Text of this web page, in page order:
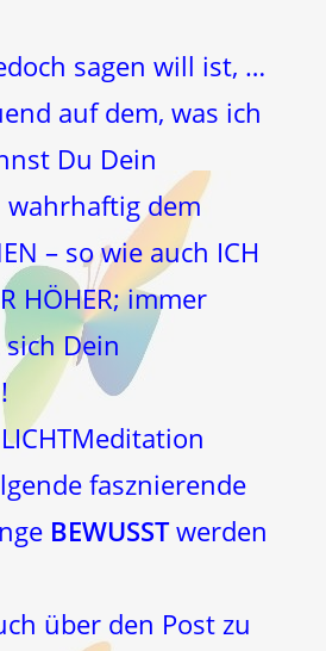
sagen will ist, …
auf dem, was ich
Du Dein
wahrhaftig dem
– so wie auch ICH
HÖHER; immer
sich Dein
fasznierende
BEWUSSTwerden
über den Post zu